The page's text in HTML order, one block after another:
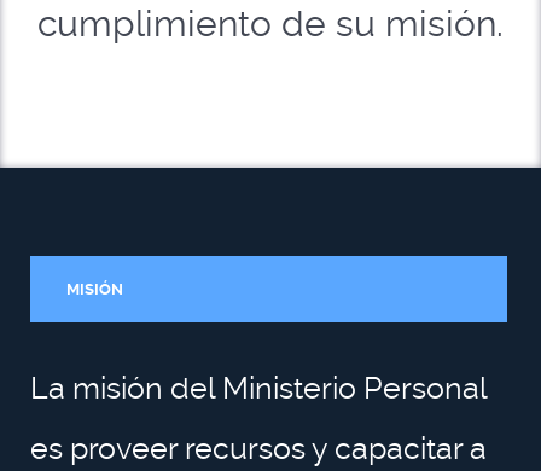
cumplimiento de su misión.
MISIÓN
La misión del Ministerio Personal
es proveer recursos y capacitar a